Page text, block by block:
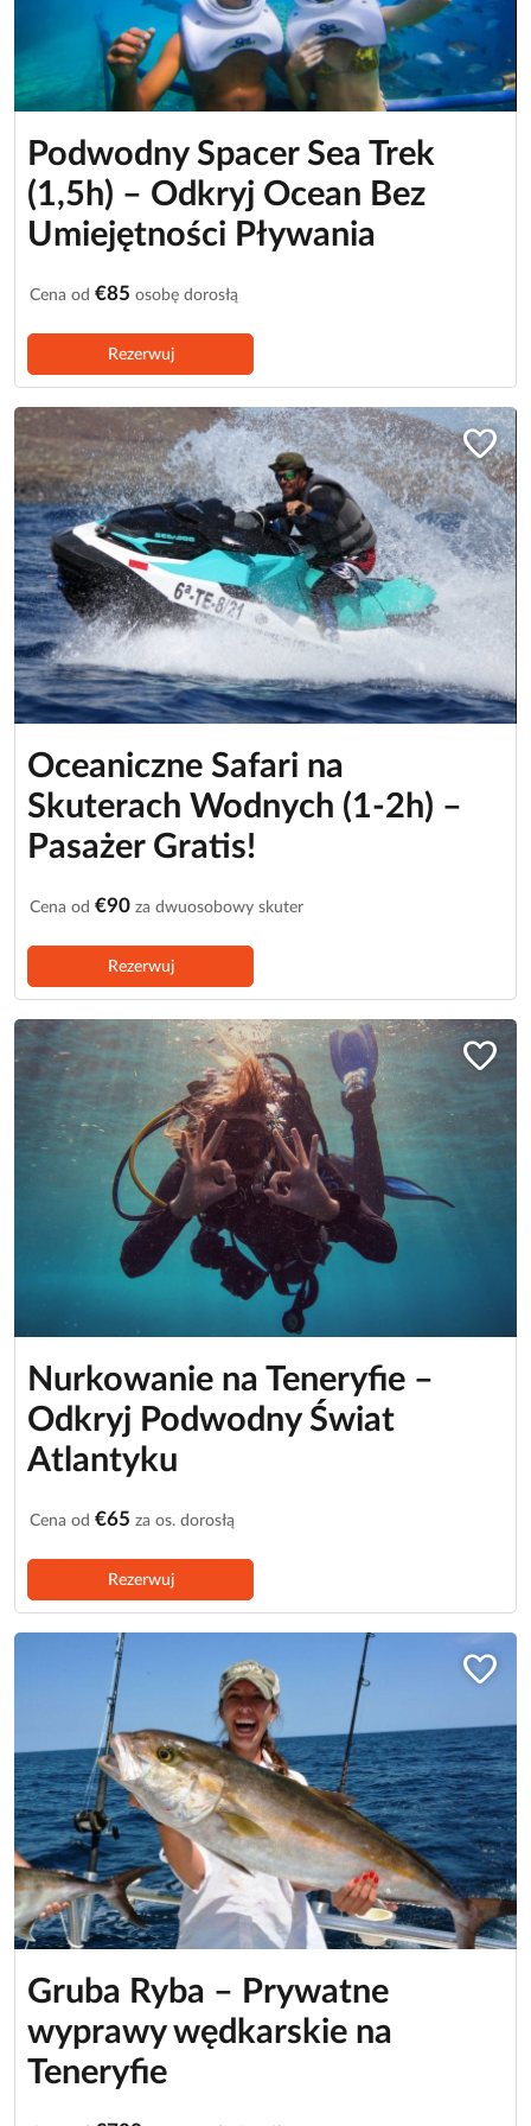
Podwodny Spacer Sea Trek
(1,5h) – Odkryj Ocean Bez
Umiejętności Pływania
Cena od €85 osobę dorosłą
Rezerwuj
favorite
Oceaniczne Safari na
Skuterach Wodnych (1-2h) –
Pasażer Gratis!
Cena od €90 za dwuosobowy skuter
Rezerwuj
favorite
Nurkowanie na Teneryfie –
Odkryj Podwodny Świat
Atlantyku
Cena od €65 za os. dorosłą
Rezerwuj
favorite
Gruba Ryba – Prywatne
wyprawy wędkarskie na
Teneryfie